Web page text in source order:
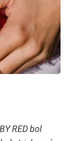
RED bol